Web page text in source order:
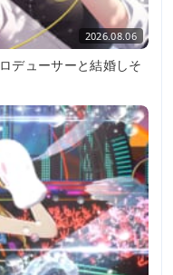
2026.08.06
デューサーと結婚しそ